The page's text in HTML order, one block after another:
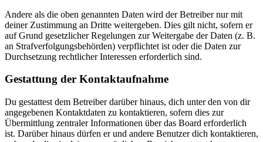
Andere als die oben genannten Daten wird der Betreiber nur mit
deiner Zustimmung an Dritte weitergeben. Dies gilt nicht, sofern er
auf Grund gesetzlicher Regelungen zur Weitergabe der Daten (z. B.
an Strafverfolgungsbehörden) verpflichtet ist oder die Daten zur
Durchsetzung rechtlicher Interessen erforderlich sind.
Gestattung der Kontaktaufnahme
Du gestattest dem Betreiber darüber hinaus, dich unter den von dir
angegebenen Kontaktdaten zu kontaktieren, sofern dies zur
Übermittlung zentraler Informationen über das Board erforderlich
ist. Darüber hinaus dürfen er und andere Benutzer dich kontaktieren,